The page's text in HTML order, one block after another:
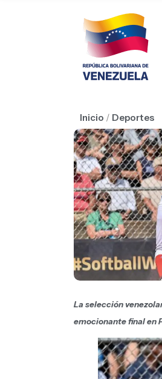
Inicio / Deportes
La selección
emocionante final en